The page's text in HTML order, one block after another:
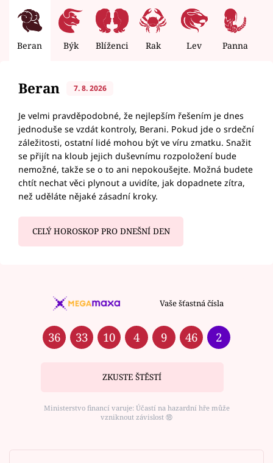
Beran Býk Blíženci Rak Lev Panna
Beran 7. 8. 2026
Je velmi pravděpodobné, že nejlepším řešením je dnes
jednoduše se vzdát kontroly, Berani. Pokud jde o srdeční
záležitosti, ostatní lidé mohou být ve víru zmatku. Snažit
se přijít na kloub jejich duševnímu rozpoložení bude
nemožné, takže se o to ani nepokoušejte. Možná budete
chtít nechat věci plynout a uvidíte, jak dopadnete zítra,
než uděláte nějaké zásadní kroky.
CELÝ HOROSKOP PRO DNEŠNÍ DEN
Vaše šťastná čísla
36 33 10 4 9 46 2
ZKUSTE ŠTĚSTÍ
Ministerstvo financí varuje: Účastí na hazardní hře může
vzniknout závislost ⑱